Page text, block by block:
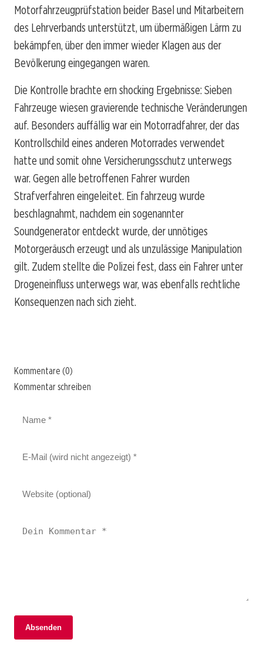
Motorfahrzeugprüfstation beider Basel und Mitarbeitern
des Lehrverbands unterstützt, um übermäßigen Lärm zu
bekämpfen, über den immer wieder Klagen aus der
Bevölkerung eingegangen waren.
Die Kontrolle brachte ern shocking Ergebnisse: Sieben
Fahrzeuge wiesen gravierende technische Veränderungen
auf. Besonders auffällig war ein Motorradfahrer, der das
Kontrollschild eines anderen Motorrades verwendet
hatte und somit ohne Versicherungsschutz unterwegs
war. Gegen alle betroffenen Fahrer wurden
Strafverfahren eingeleitet. Ein fahrzeug wurde
beschlagnahmt, nachdem ein sogenannter
Soundgenerator entdeckt wurde, der unnötiges
Motorgeräusch erzeugt und als unzulässige Manipulation
gilt. Zudem stellte die Polizei fest, dass ein Fahrer unter
Drogeneinfluss unterwegs war, was ebenfalls rechtliche
Konsequenzen nach sich zieht.
Kommentare (0)
Kommentar schreiben
Absenden
06. Februar 2026